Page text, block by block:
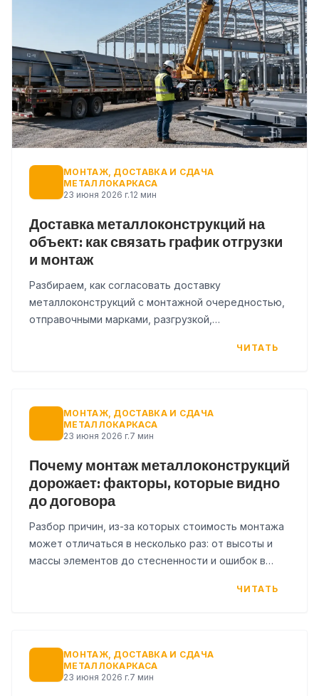
МОНТАЖ, ДОСТАВКА И СДАЧА
МЕТАЛЛОКАРКАСА
23 июня 2026 г.12 мин
Доставка металлоконструкций на
объект: как связать график отгрузки
и монтаж
Разбираем, как согласовать доставку
металлоконструкций с монтажной очередностью,
отправочными марками, разгрузкой,
ЧИТАТЬ
МОНТАЖ, ДОСТАВКА И СДАЧА
МЕТАЛЛОКАРКАСА
23 июня 2026 г.7 мин
Почему монтаж металлоконструкций
дорожает: факторы, которые видно
до договора
Разбор причин, из-за которых стоимость монтажа
может отличаться в несколько раз: от высоты и
массы элементов до стесненности и ошибок в
ЧИТАТЬ
МОНТАЖ, ДОСТАВКА И СДАЧА
МЕТАЛЛОКАРКАСА
23 июня 2026 г.7 мин